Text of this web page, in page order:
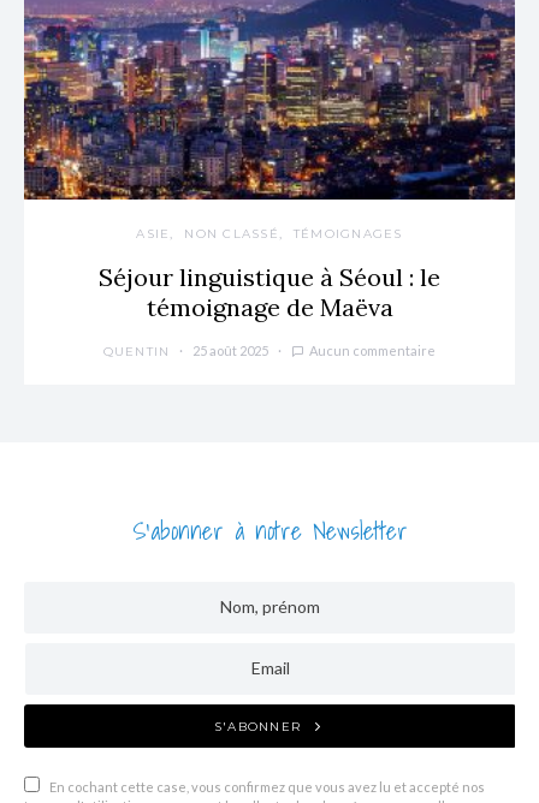
ASIE NON CLASSÉ TÉMOIGNAGES
Séjour linguistique à Séoul : le
témoignage de Maëva
QUENTIN 25 août 2025 Aucun commentaire
S'abonner à notre Newsletter
S'ABONNER
En cochant cette case, vous confirmez que vous avez lu et accepté nos